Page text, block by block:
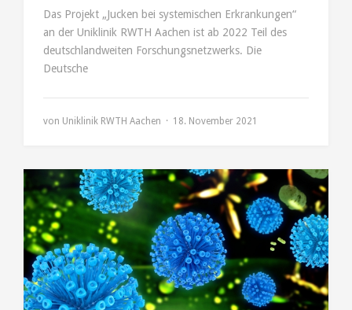
Das Projekt „Jucken bei systemischen Erkrankungen“
an der Uniklinik RWTH Aachen ist ab 2022 Teil des
deutschlandweiten Forschungsnetzwerks. Die
Deutsche
von Uniklinik RWTH Aachen 18. November 2021